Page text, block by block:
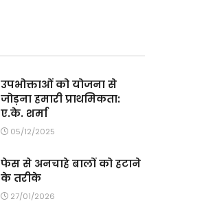
उपभोक्ताओं को योजना से
जोड़ना हमारी प्राथमिकता:
ए.के. शर्मा
05/12/2025
फेस से अनचाहे बालों को हटाने
के तरीके
27/01/2026